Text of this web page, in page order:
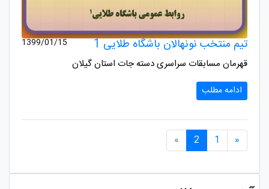
تیم منتخب نونهالان باشگاه طلایی 1 1399/01/15
قهرمان مسابقات سراسری دسته جات استان گیلان
ادامه مطلب
«صفحه قبلی
1
2
»